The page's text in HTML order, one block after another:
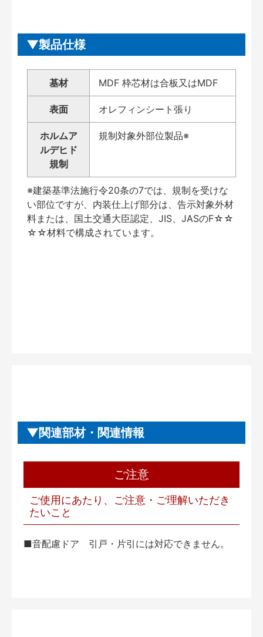
製品仕様
基材 MDF 枠芯材は合板又はMDF
表面 オレフィンシート張り
ホルムア
ルデヒド
規制
規制対象外部位製品※
※建築基準法施行令20条の7では、規制を受けな
い部位ですが、内装仕上げ部分は、告示対象外材
料または、国土交通大臣認定、JIS、JASのF☆☆
☆☆材料で構成されています。
関連部材・関連情報
ご注意
ご使用にあたり、ご注意・ご理解いただき
たいこと
■音配慮ドア 引戸・片引には対応できません。